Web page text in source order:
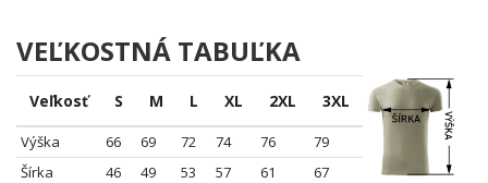
VEĽKOSTNÁ TABUĽKA
Veľkosť S M L XL 2XL 3XL
Výška 66 69 72 74 76
79
Šírka
46 49 53 57 61 67